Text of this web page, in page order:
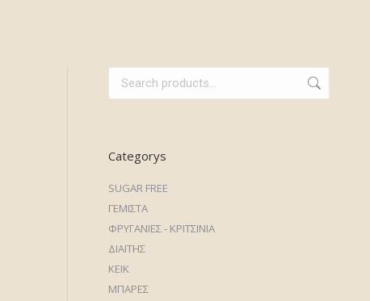
Categorys
SUGAR FREE
ΓΕΜΙΣΤΑ
ΦΡΥΓΑΝΙΕΣ - ΚΡΙΤΣΙΝΙΑ
ΔΙΑΙΤΗΣ
ΚΕΙΚ
ΜΠΑΡΕΣ